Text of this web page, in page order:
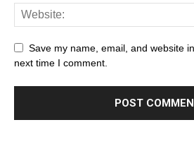
Save my name, email, and website
next time I comment.